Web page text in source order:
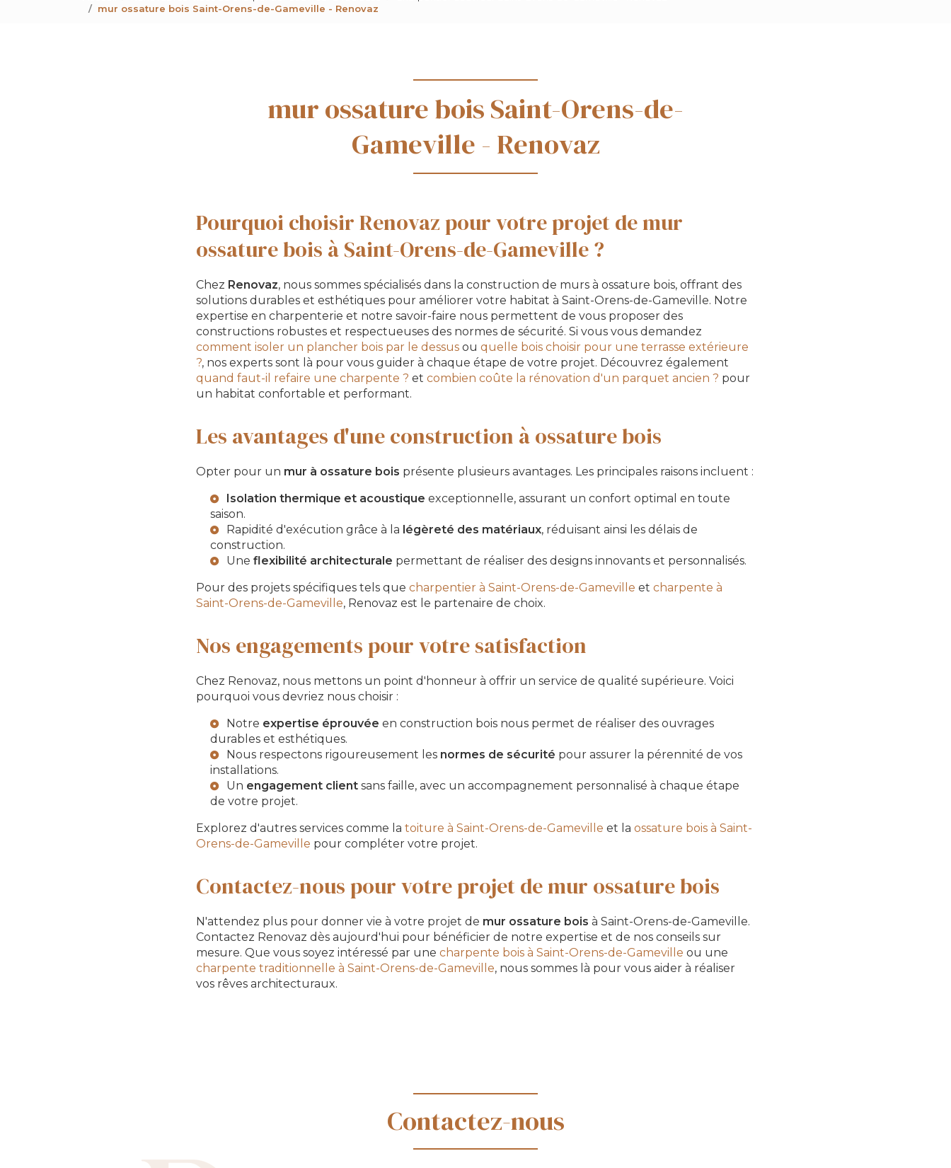
mur ossature bois Saint-Orens-de-Gameville - Renovaz
mur ossature bois Saint-Orens-de-
Gameville - Renovaz
Pourquoi choisir Renovaz pour votre projet de mur
ossature bois à Saint-Orens-de-Gameville ?
Chez Renovaz, nous sommes spécialisés dans la construction de murs à ossature bois, offrant des
solutions durables et esthétiques pour améliorer votre habitat à Saint-Orens-de-Gameville. Notre
expertise en charpenterie et notre savoir-faire nous permettent de vous proposer des
constructions robustes et respectueuses des normes de sécurité. Si vous vous demandez
comment isoler un plancher bois par le dessus ou quelle bois choisir pour une terrasse extérieure
?, nos experts sont là pour vous guider à chaque étape de votre projet. Découvrez également
quand faut-il refaire une charpente ? et combien coûte la rénovation d'un parquet ancien ? pour
un habitat confortable et performant.
Les avantages d'une construction à ossature bois
Opter pour un mur à ossature bois présente plusieurs avantages. Les principales raisons incluent :
Isolation thermique et acoustique exceptionnelle, assurant un confort optimal en toute
saison.
Rapidité d'exécution grâce à la légèreté des matériaux, réduisant ainsi les délais de
construction.
Une flexibilité architecturale permettant de réaliser des designs innovants et personnalisés.
Pour des projets spécifiques tels que charpentier à Saint-Orens-de-Gameville et charpente à
Saint-Orens-de-Gameville, Renovaz est le partenaire de choix.
Nos engagements pour votre satisfaction
Chez Renovaz, nous mettons un point d'honneur à offrir un service de qualité supérieure. Voici
pourquoi vous devriez nous choisir :
Notre expertise éprouvée en construction bois nous permet de réaliser des ouvrages
durables et esthétiques.
Nous respectons rigoureusement les normes de sécurité pour assurer la pérennité de vos
installations.
Un engagement client sans faille, avec un accompagnement personnalisé à chaque étape
de votre projet.
Explorez d'autres services comme la toiture à Saint-Orens-de-Gameville et la ossature bois à Saint-
Orens-de-Gameville pour compléter votre projet.
Contactez-nous pour votre projet de mur ossature bois
N'attendez plus pour donner vie à votre projet de mur ossature bois à Saint-Orens-de-Gameville.
Contactez Renovaz dès aujourd'hui pour bénéficier de notre expertise et de nos conseils sur
mesure. Que vous soyez intéressé par une charpente bois à Saint-Orens-de-Gameville ou une
charpente traditionnelle à Saint-Orens-de-Gameville, nous sommes là pour vous aider à réaliser
vos rêves architecturaux.
Contactez-nous